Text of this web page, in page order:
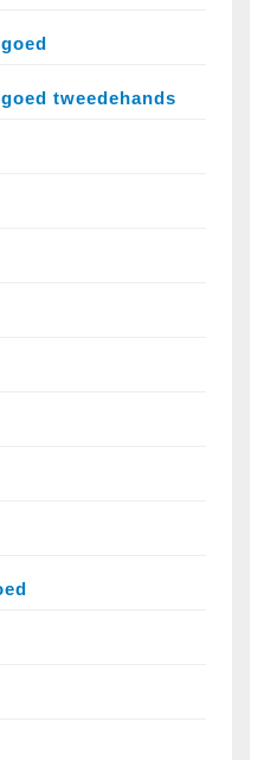
tweedehands